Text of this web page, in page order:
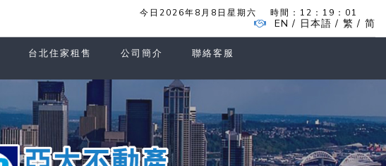
今日2026年8月8日星期六 時間： 12：19：01
EN / 日本語 / 繁 / 简
台北住家租售 公司簡介 聯絡客服